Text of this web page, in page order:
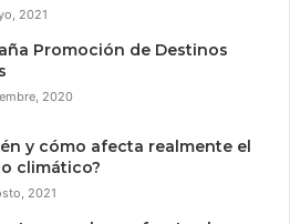
2021
Promoción de Destinos
2020
y cómo afecta realmente el
climático?
2021